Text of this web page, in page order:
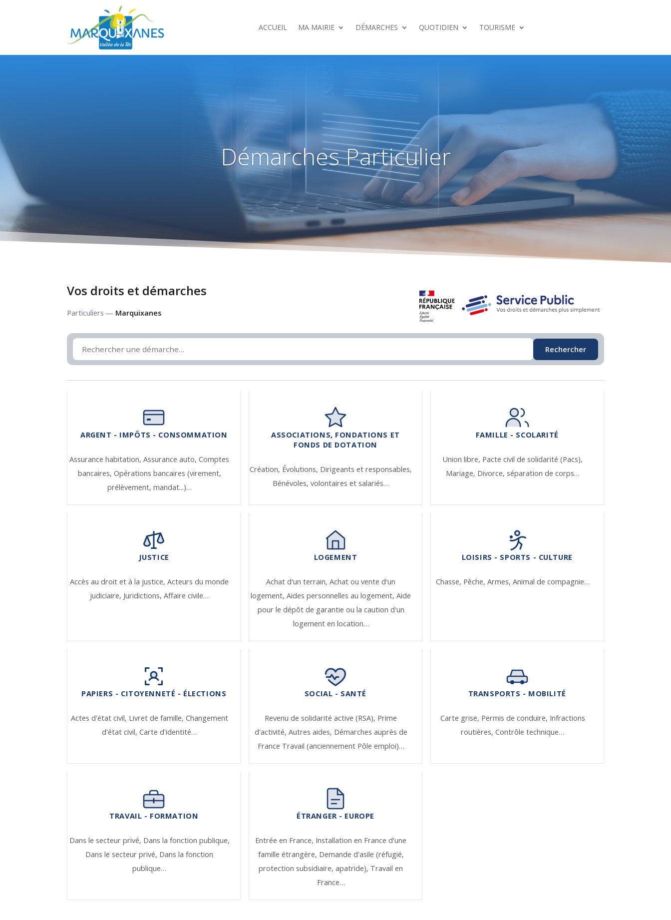
ACCUEIL MA MAIRIE DÉMARCHES QUOTIDIEN TOURISME
Démarches Particulier
Vos droits et démarches
Particuliers — Marquixanes
Rechercher
ARGENT - IMPÔTS - CONSOMMATION
Assurance habitation,Assurance auto,Comptes
bancaires, Opérations bancaires (virement,
prélèvement, mandat...)…
ASSOCIATIONS, FONDATIONS ET
FONDS DE DOTATION
Création, Évolutions, Dirigeants et responsables,
Bénévoles, volontaires et salariés…
FAMILLE - SCOLARITÉ
Union libre, Pacte civil de solidarité (Pacs),
Mariage, Divorce, séparation de corps…
JUSTICE
Accès au droit et à la justice,Acteurs du monde
judiciaire, Juridictions,Affaire civile…
LOGEMENT
Achat d'un terrain,Achat ou vente d'un
logement,Aides personnelles au logement,Aide
pour le dépôt de garantie ou la caution d'un
logement en location…
LOISIRS - SPORTS - CULTURE
Chasse, Pêche, Armes, Animal de compagnie…
PAPIERS - CITOYENNETÉ - ÉLECTIONS
Actes d'état civil, Livret de famille, Changement
d'état civil,Carte d'identité…
SOCIAL - SANTÉ
Revenu de solidarité active (RSA), Prime
d'activité, Autres aides, Démarches auprès de
France Travail (anciennement Pôle emploi)…
TRANSPORTS - MOBILITÉ
Carte grise, Permis de conduire, Infractions
routières,Contrôle technique…
TRAVAIL - FORMATION
Dans le secteur privé, Dans la fonction publique,
Dans le secteur privé, Dans la fonction
publique…
ÉTRANGER - EUROPE
Entrée en France, Installation en France d'une
famille étrangère, Demande d'asile (réfugié,
protection subsidiaire, apatride), Travail en
France…